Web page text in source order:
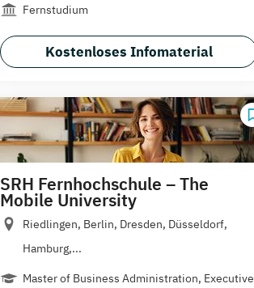
Fernstudium
Kostenloses Infomaterial
SRH Fernhochschule – The
Mobile University
Riedlingen, Berlin, Dresden, Düsseldorf,
Hamburg,...
Master of Business Administration, Executive